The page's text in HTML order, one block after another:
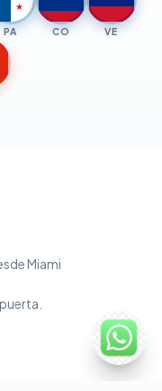
★
PA CO VE
Miami